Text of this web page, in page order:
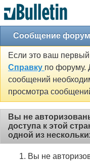
Сообщение
Если это ваш первый
Справку по форуму.
сообщений
просмотра
Вы не
доступа к этой
одной из
Вы не